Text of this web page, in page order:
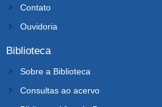
Contato
Ouvidoria
Biblioteca
Sobre a Biblioteca
Consultas ao acervo